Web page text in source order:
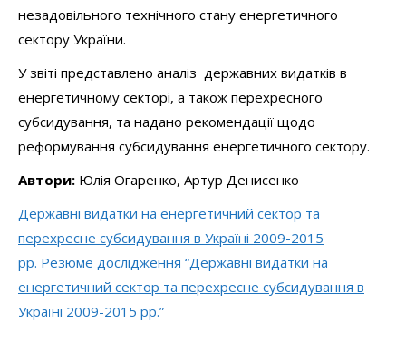
незадовільного технічного стану енергетичного
сектору України.
У звіті представлено аналіз державних видатків в
енергетичному секторі, а також перехресного
субсидування, та надано рекомендації щодо
реформування субсидування енергетичного сектору.
Автори: Юлія Огаренко, Артур Денисенко
Державні видатки на енергетичний сектор та
перехресне субсидування в Україні 2009-2015
рр. Резюме дослідження “Державні видатки на
енергетичний сектор та перехресне субсидування в
Україні 2009-2015 рр.”